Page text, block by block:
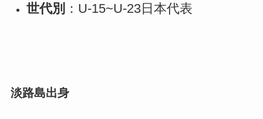
世代別 ：U-15~U-23日本代表
淡路島出身